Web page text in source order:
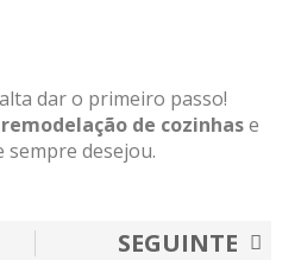
dar o primeiro passo!
remodelação de cozinhase
sempre desejou.
SEGUINTE